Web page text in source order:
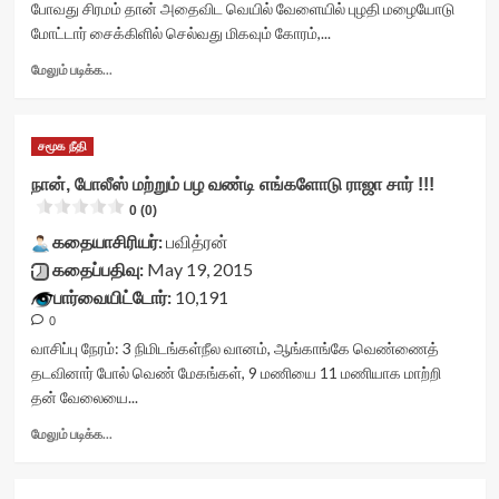
postid='23570'
data-
</div>
<span
class='yasr-
stars-
title-
average'>0
</span>
</div>
title
yasr-
readonly-
rater-
ab6cede4672e1'
data-
rating='0'
data-
rater-
data-
rater-
postid='23419'
data-
போவது சிரமம் தான் அதைவிட வெயில் வேளையில் புழதி மழையோடு
மோட்டார் சைக்கிளில் செல்வது மிகவும் கோரம்,...
மேலும் படிக்க...
….
<div
class="yasr-
vv-
title-
container">
class='yasr-
stars-
title
yasr-
சமூக நீதி
நான், போலீஸ் மற்றும் பழ வண்டி எங்களோடு ராஜா சார் !!!
0 (0)
கதையாசிரியர்:பவித்ரன்
கதைப்பதிவு:May 19, 2015
பார்வையிட்டோர்:10,191
0
வாசிப்பு நேரம்: 3 நிமிடங்கள்நீல வானம், ஆங்காங்கே வெண்ணைத்
தடவினார் போல் வெண் மேகங்கள், 9 மணியை 11 மணியாக மாற்றி
தன் வேலையை...
மேலும் படிக்க...